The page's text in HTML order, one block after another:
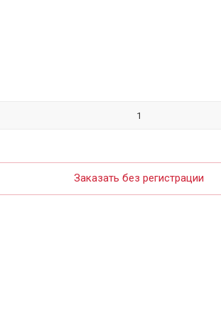
Заказать без регистрации